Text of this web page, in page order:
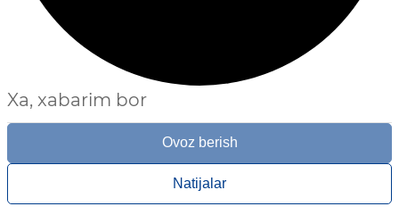
Xa, xabarim bor
Ovoz berish
Natijalar